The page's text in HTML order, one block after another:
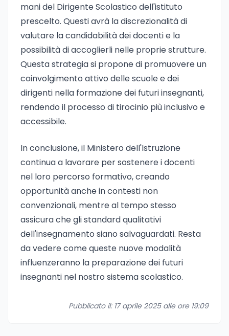
mani del Dirigente Scolastico dell'istituto
prescelto. Questi avrà la discrezionalità di
valutare la candidabilità dei docenti e la
possibilità di accoglierli nelle proprie strutture.
Questa strategia si propone di promuovere un
coinvolgimento attivo delle scuole e dei
dirigenti nella formazione dei futuri insegnanti,
rendendo il processo di tirocinio più inclusivo e
accessibile.
In conclusione, il Ministero dell'Istruzione
continua a lavorare per sostenere i docenti
nel loro percorso formativo, creando
opportunità anche in contesti non
convenzionali, mentre al tempo stesso
assicura che gli standard qualitativi
dell'insegnamento siano salvaguardati. Resta
da vedere come queste nuove modalità
influenzeranno la preparazione dei futuri
insegnanti nel nostro sistema scolastico.
Pubblicato il: 17 aprile 2025 alle ore 19:09